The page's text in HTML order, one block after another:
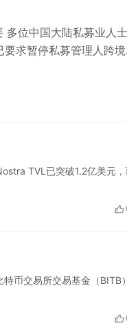
多位中国大陆私募业人
求暂停私募管理人跨境
TVL已突破1.2亿美元
币交易所交易基金（BITB